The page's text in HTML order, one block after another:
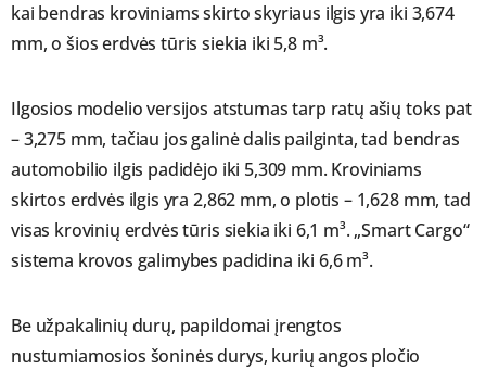
kai bendras kroviniams skirto skyriaus ilgis yra iki 3,674
mm, o šios erdvės tūris siekia iki 5,8 m³.
Ilgosios modelio versijos atstumas tarp ratų ašių toks pat
– 3,275 mm, tačiau jos galinė dalis pailginta, tad bendras
automobilio ilgis padidėjo iki 5,309 mm. Kroviniams
skirtos erdvės ilgis yra 2,862 mm, o plotis – 1,628 mm, tad
visas krovinių erdvės tūris siekia iki 6,1 m³. „Smart Cargo“
sistema krovos galimybes padidina iki 6,6 m³.
Be užpakalinių durų, papildomai įrengtos
nustumiamosios šoninės durys, kurių angos pločio